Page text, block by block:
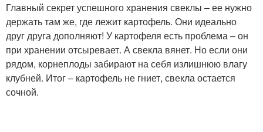
Главный секрет успешного хранения свеклы – ее нужно
держать там же, где лежит картофель. Они идеально
друг друга дополняют! У картофеля есть проблема – он
при хранении отсыревает. А свекла вянет. Но если они
рядом, корнеплоды забирают на себя излишнюю влагу
клубней. Итог – картофель не гниет, свекла остается
сочной.